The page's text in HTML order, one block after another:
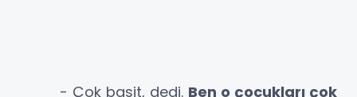
- Çok basit, dedi. Ben o çocukları çok